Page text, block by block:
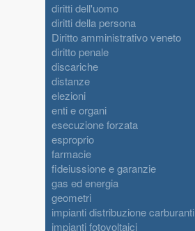
diritti dell'uomo
diritti della persona
Diritto amministrativo veneto
diritto penale
discariche
distanze
elezioni
enti e organi
esecuzione forzata
esproprio
farmacie
fideiussione e garanzie
gas ed energia
geometri
impianti distribuzione carburanti
impianti fotovoltaici